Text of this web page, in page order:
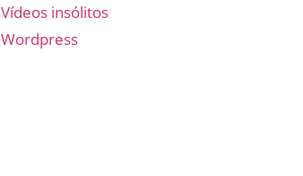
Vídeos insólitos
Wordpress